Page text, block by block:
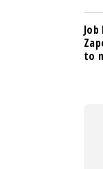
to